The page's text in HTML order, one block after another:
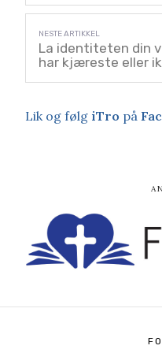
La identiteten din
har kjæreste eller
Lik og følg iTro på